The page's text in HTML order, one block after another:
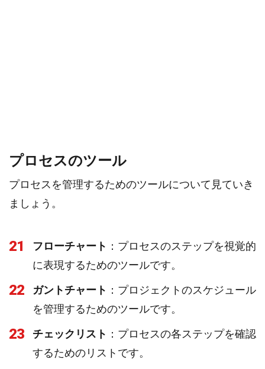
プロセスのツール
プロセスを管理するためのツールについて見ていき
ましょう。
21 フローチャート ：プロセスのステップを視覚的
に表現するためのツールです。
22 ガントチャート ：プロジェクトのスケジュール
を管理するためのツールです。
23 チェックリスト ：プロセスの各ステップを確認
するためのリストです。